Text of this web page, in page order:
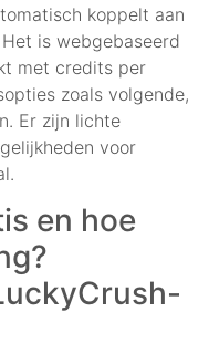
koppelt aan
is webgebaseerd
met credits per
zoals volgende,
Er zijn lichte
voor
en hoe